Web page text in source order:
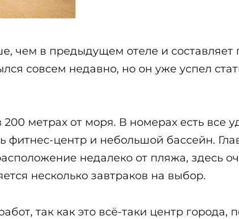
чем в предыдущем отеле и составляет
совсем недавно, но он уже успел
метрах от моря. В номерах есть все
фитнес-центр и небольшой бассейн.
недалеко от пляжа, здесь
несколько завтраков на выбор.
так как это всё-таки центр